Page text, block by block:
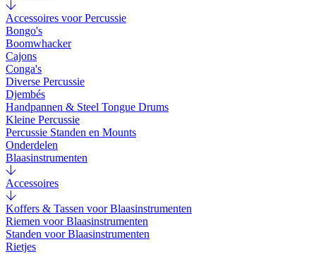
Accessoires voor Percussie
Bongo's
Boomwhacker
Cajons
Conga's
Diverse Percussie
Djembés
Handpannen & Steel Tongue Drums
Kleine Percussie
Percussie Standen en Mounts
Onderdelen
Blaasinstrumenten
Accessoires
Koffers & Tassen voor Blaasinstrumenten
Riemen voor Blaasinstrumenten
Standen voor Blaasinstrumenten
Rietjes